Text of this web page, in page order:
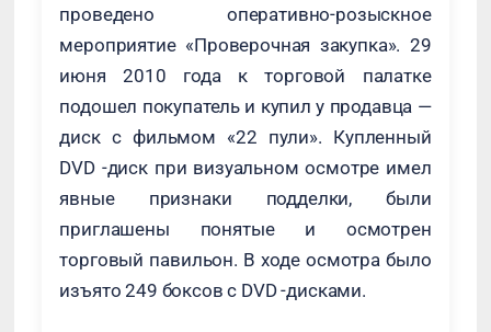
проведено оперативно-розыскное
мероприятие «Проверочная закупка». 29
июня 2010 года к торговой палатке
подошел покупатель и купил у продавца —
диск с фильмом «22 пули». Купленный
DVD -диск при визуальном осмотре имел
явные признаки подделки, были
приглашены понятые и осмотрен
торговый павильон. В ходе осмотра было
изъято 249 боксов с DVD -дисками.